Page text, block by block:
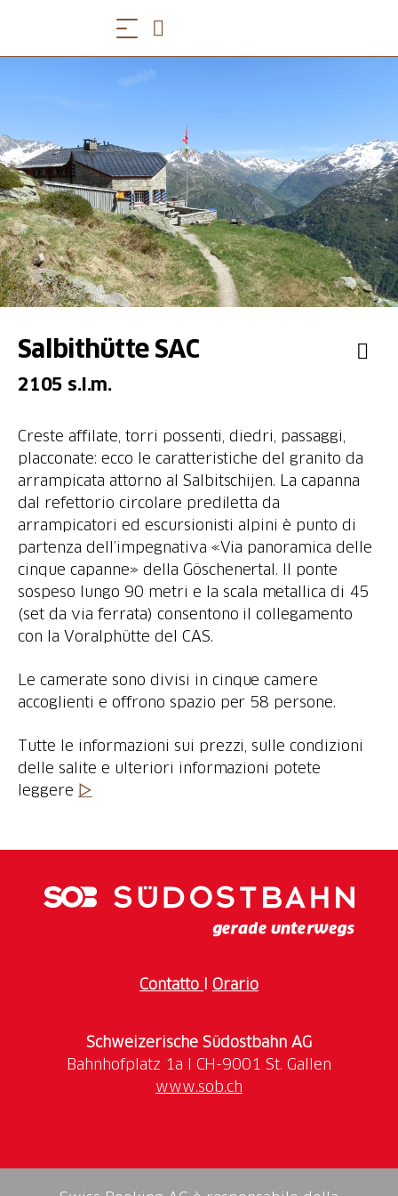
Salbithütte SAC
2105 s.l.m.
Creste affilate, torri possenti, diedri, passaggi,
placconate: ecco le caratteristiche del granito da
arrampicata attorno al Salbitschijen. La capanna
dal refettorio circolare prediletta da
arrampicatori ed escursionisti alpini è punto di
partenza dell’impegnativa «Via panoramica delle
cinque capanne» della Göschenertal. Il ponte
sospeso lungo 90 metri e la scala metallica di 45
(set da via ferrata) consentono il collegamento
con la Voralphütte del CAS.
Le camerate sono divisi in cinque camere
accoglienti e offrono spazio per 58 persone.
Tutte le informazioni sui prezzi, sulle condizioni
delle salite e ulteriori informazioni potete
leggere ▷
Contatto Orario
Schweizerische Südostbahn AG
www.sob.ch